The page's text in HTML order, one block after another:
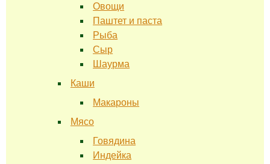
Овощи
Паштет и паста
Рыба
Сыр
Шаурма
Каши
Макароны
Мясо
Говядина
Индейка